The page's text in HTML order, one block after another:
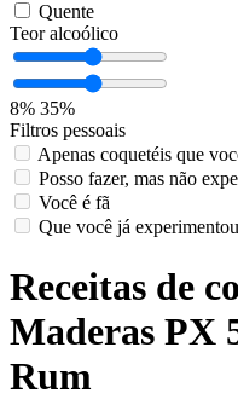
Quente
Teor alcoólico
8% 35%
Filtros pessoais
Apenas coquetéis que
Posso fazer, mas não
Você é fã
Que você já experimentou
Receitas de
Maderas PX
Rum